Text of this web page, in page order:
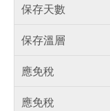
保存天數
保存溫層
應免稅
應免稅